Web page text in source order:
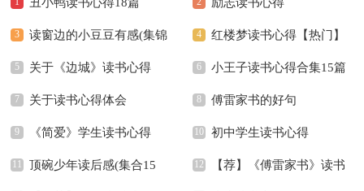
读窗边的小豆豆有感(集锦
15篇)
红楼梦读书心得【热门】
关于《边城》读书心得 小王子读书心得合集15篇
关于读书心得体会 傅雷家书的好句
《简爱》学生读书心得 初中学生读书心得
顶碗少年读后感(集合15 【荐】《傅雷家书》读书